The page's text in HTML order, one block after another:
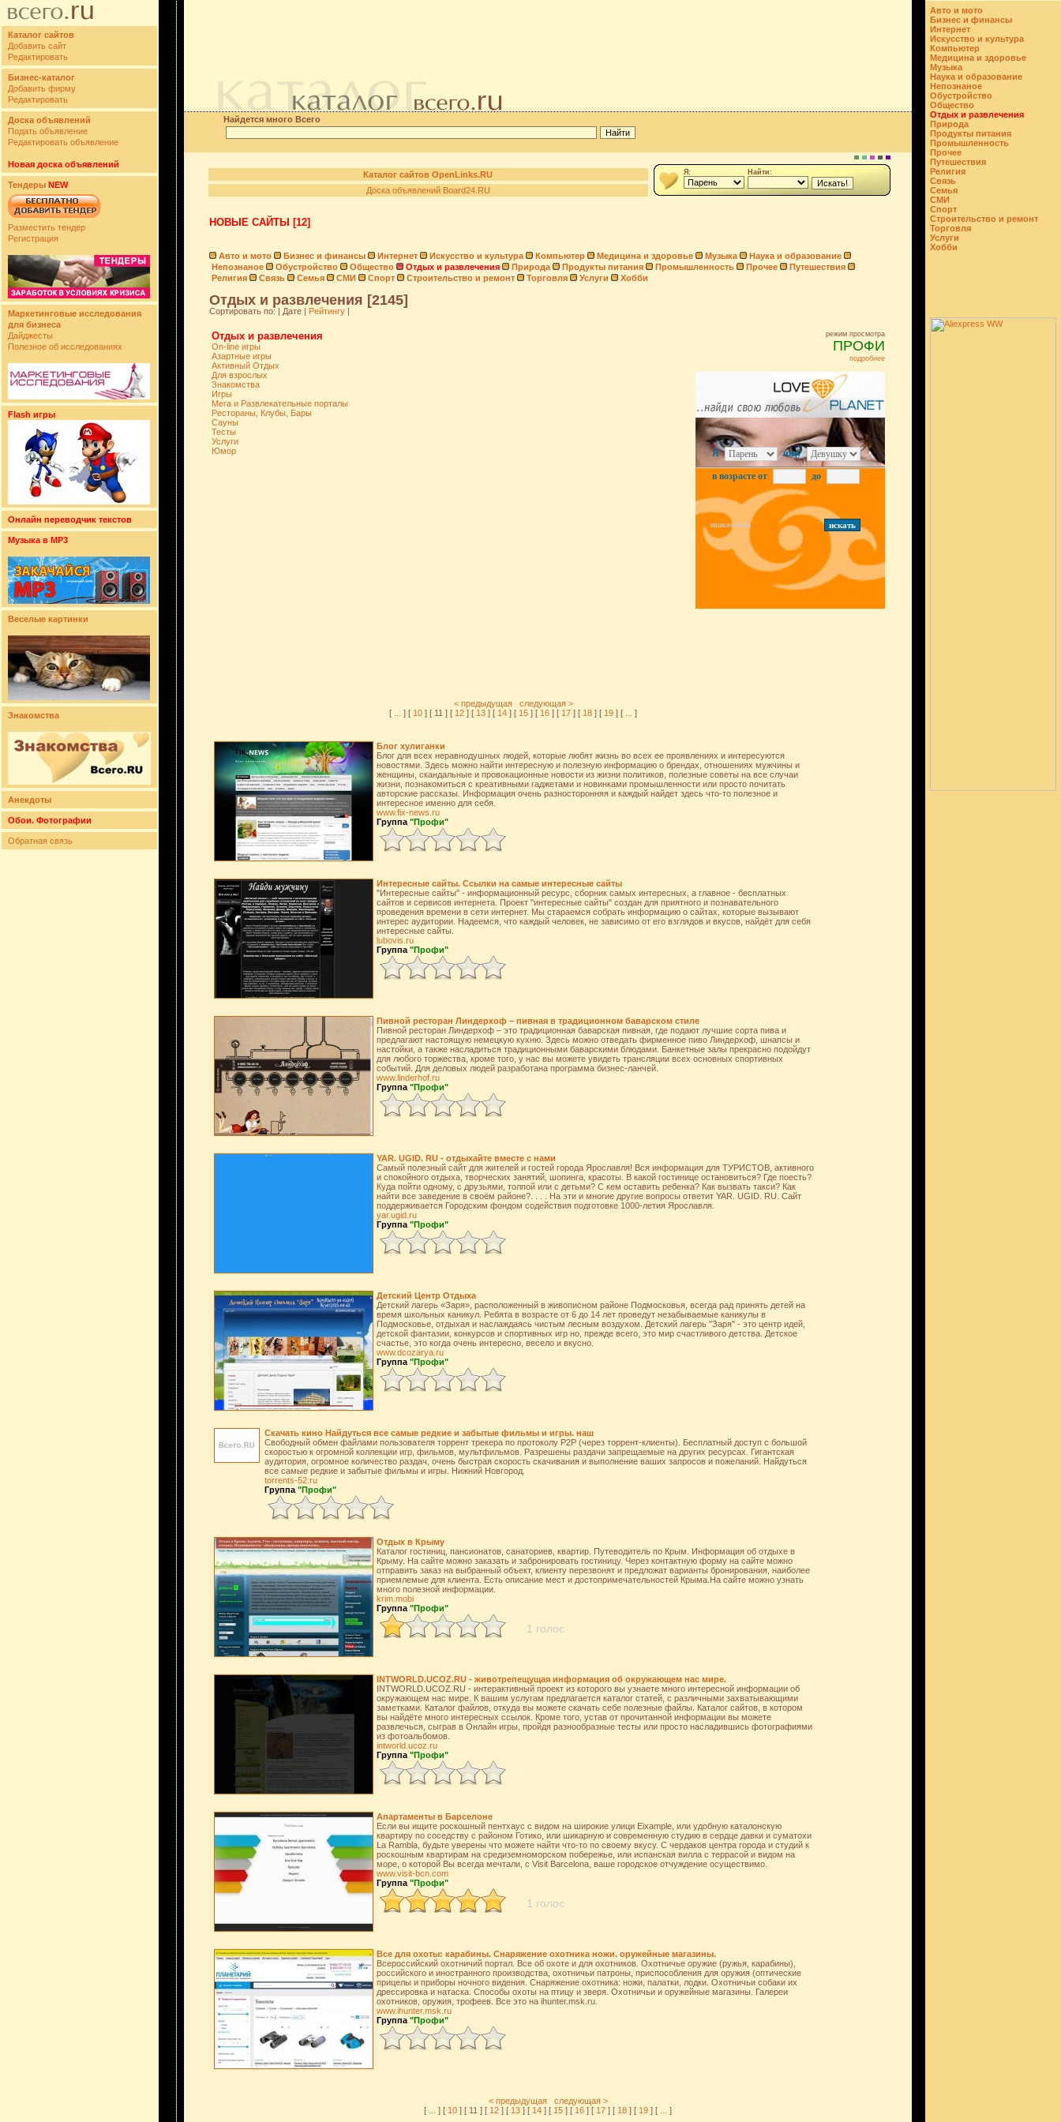
Каталог сайтов
Добавить сайт
Редактировать
Бизнес-каталог
Добавить фирму
Редактировать
Доска объявлений
Подать объявление
Редактировать объявление
Новая доска объявлений
Тендеры NEW
Разместить тендер
Регистрация
Маркетинговые исследования
для бизнеса
Дайджесты
Полезное об исследованиях
Flash игры
Онлайн переводчик текстов
Музыка в MP3
Веселые картинки
Знакомства
Анекдоты
Обои. Фотографии
Обратная связь
Авто и мото
Бизнес и финансы
Интернет
Искусство и культура
Компьютер
Медицина и здоровье
Музыка
Наука и образование
Непознаное
Обустройство
Общество
Отдых и развлечения
Природа
Продукты питания
Промышленность
Прочее
Путешествия
Религия
Связь
Семья
СМИ
Спорт
Строительство и ремонт
Торговля
Услуги
Хобби
Найдется много Всего
Каталог сайтов OpenLinks.RU
Доска объявлений Board24.RU
Я: Найти:
НОВЫЕ САЙТЫ [12]
Авто и мото Бизнес и финансы Интернет Искусство и культура Компьютер Медицина и здоровье Музыка
Наука и образование
Непознаное
Обустройство Общество Отдых и развлечения Природа Продукты питания Промышленность Прочее
Путешествия
Религия
Связь Семья СМИ Спорт Строительство и ремонт Торговля Услуги Хобби
Отдых и развлечения [2145]
Сортировать по: | Дате | Рейтингу|
Отдых и развлечения
On-line игры
Азартные игры
Активный Отдых
Для взрослых
Знакомства
Игры
Мега и Развлекательные порталы
Рестораны, Клубы, Бары
Сауны
Тесты
Услуги
Юмор
режим просмотра
ПРОФИ
подробнее
Я ищу
в возрасте от до
знакомства
< предыдущая
следующая >
[
] [ 10 ] [ 11 ] [ 12 ] [ 13 ] [ 14 ] [ 15 ] [ 16 ] [ 17 ] [ 18 ] [ 19 ] [ ]
Блог хулиганки
Блог для всех неравнодушных людей, которые любят жизнь во всех ее проявлениях и интересуются
новостями. Здесь можно найти интересную и полезную информацию о брендах, отношениях мужчины и
женщины, скандальные и провокационные новости из жизни политиков, полезные советы на все случаи
жизни, познакомиться с креативными гаджетами и новинками промышленности или просто почитать
авторские рассказы. Информация очень разносторонняя и каждый найдет здесь что-то полезное и
интересное именно для себя.
www.fix-news.ru
Группа "Профи"
Интересные сайты. Ссылки на самые интересные сайты
"Интересные сайты" - информационный ресурс, сборник самых интересных, а главное - бесплатных
сайтов и сервисов интернета. Проект "интересные сайты" создан для приятного и познавательного
проведения времени в сети интернет. Мы стараемся собрать информацию о сайтах, которые вызывают
интерес аудитории. Надеемся, что каждый человек, не зависимо от его взглядов и вкусов, найдёт для себя
интересные сайты.
lubovis.ru
Группа "Профи"
Пивной ресторан Линдерхоф – пивная в традиционном баварском стиле
Пивной ресторан Линдерхоф – это традиционная баварская пивная, где подают лучшие сорта пива и
предлагают настоящую немецкую кухню. Здесь можно отведать фирменное пиво Линдерхоф, шнапсы и
настойки, а также насладиться традиционными баварскими блюдами. Банкетные залы прекрасно подойдут
для любого торжества, кроме того, у нас вы можете увидеть трансляции всех основных спортивных
событий. Для деловых людей разработана программа бизнес-ланчей.
www.linderhof.ru
Группа "Профи"
YAR. UGID. RU - отдыхайте вместе с нами
Самый полезный сайт для жителей и гостей города Ярославля! Вся информация для ТУРИСТОВ, активного
и спокойного отдыха, творческих занятий, шопинга, красоты. В какой гостинице остановиться? Где поесть?
Куда пойти одному, с друзьями, толпой или с детьми? С кем оставить ребенка? Как вызвать такси? Как
найти все заведение в своём районе?. . . . На эти и многие другие вопросы ответит YAR. UGID. RU. Сайт
поддерживается Городским фондом содействия подготовке 1000-летия Ярославля.
yar.ugid.ru
Группа "Профи"
Детский Центр Отдыха
Детский лагерь «Заря», расположенный в живописном районе Подмосковья, всегда рад принять детей на
время школьных каникул. Ребята в возрасте от 6 до 14 лет проведут незабываемые каникулы в
Подмосковье, отдыхая и наслаждаясь чистым лесным воздухом. Детский лагерь "Заря" - это центр идей,
детской фантазии, конкурсов и спортивных игр но, прежде всего, это мир счастливого детства. Детское
счастье, это когда очень интересно, весело и вкусно.
www.dcozarya.ru
Группа "Профи"
Скачать кино Найдуться все самые редкие и забытые фильмы и игры. наш
Свободный обмен файлами пользователя торрент трекера по протоколу P2P (через торрент-клиенты). Бесплатный доступ с большой
скоростью к огромной коллекции игр, фильмов, мультфильмов. Разрешены раздачи запрещаемые на других ресурсах. Гигантская
аудитория, огромное количество раздач, очень быстрая скорость скачивания и выполнение ваших запросов и пожеланий. Найдуться
все самые редкие и забытые фильмы и игры. Нижний Новгород.
torrents-52.ru
Группа "Профи"
Отдых в Крыму
Каталог гостиниц, пансионатов, санаториев, квартир. Путеводитель по Крым. Информация об отдыхе в
Крыму. На сайте можно заказать и забронировать гостиницу. Через контактную форму на сайте можно
отправить заказ на выбранный объект, клиенту перезвонят и предложат варианты бронирования, наиболее
приемлемые для клиента. Есть описание мест и достопримечательностей Крыма.На сайте можно узнать
много полезной информации.
krim.mobi
Группа "Профи"
1 голос
INTWORLD.UCOZ.RU - животрепещущая информация об окружающем нас мире.
INTWORLD.UCOZ.RU - интерактивный проект из которого вы узнаете много интересной информации об
окружающем нас мире. К вашим услугам предлагается каталог статей, с различными захватывающими
заметками. Каталог файлов, откуда вы можете скачать себе полезные файлы. Каталог сайтов, в котором
вы найдёте много интересных ссылок. Кроме того, устав от прочитанной информации вы можете
развлечься, сыграв в Онлайн игры, пройдя разнообразные тесты или просто насладившись фотографиями
из фотоальбомов.
intworld.ucoz.ru
Группа "Профи"
Апартаменты в Барселоне
Если вы ищите роскошный пентхаус с видом на широкие улици Eixample, или удобную каталонскую
квартиру по соседству с районом Готико, или шикарную и современную студию в сердце давки и суматохи
La Rambla, будьте уверены что можете найти что-то по своему вкусу. С чердаков центра города и студий к
роскошным квартирам на средиземноморском побережье, или испанская вилла с террасой и видом на
море, о которой Вы всегда мечтали, с Visit Barcelona, ваше городское отчуждение осуществимо.
www.visit-bcn.com
Группа "Профи"
1 голос
Все для охоты: карабины. Снаряжение охотника ножи. оружейные магазины.
Всероссийский охотничий портал. Все об охоте и для охотников. Охотничье оружие (ружья, карабины),
российского и иностранного производства, охотничьи патроны, приспособления для оружия (оптические
прицелы и приборы ночного видения. Снаряжение охотника: ножи, палатки, лодки. Охотничьи собаки их
дрессировка и натаска. Способы охоты на птицу и зверя. Охотничьи и оружейные магазины. Галереи
охотников, оружия, трофеев. Все это на ihunter.msk.ru.
www.ihunter.msk.ru
Группа "Профи"
< предыдущая
следующая >
[
] [ 10 ] [ 11 ] [ 12 ] [ 13 ] [ 14 ] [ 15 ] [ 16 ] [ 17 ] [ 18 ] [ 19 ] [ ]